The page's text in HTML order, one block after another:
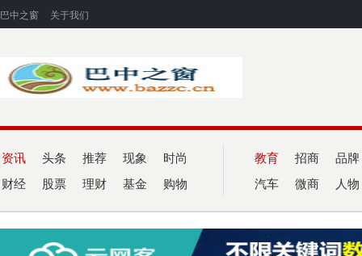
巴中之窗 关于我们
资讯 头条 推荐 现象 时尚
财经 股票 理财 基金 购物
教育 招商 品牌
汽车 微商 人物